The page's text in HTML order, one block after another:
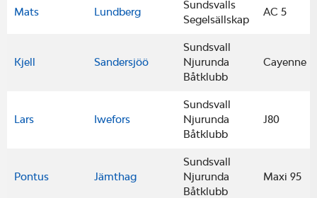
Mats Lundberg
Sundsvalls
Segelsällskap
AC 5
Kjell Sandersjöö
Sundsvall
Njurunda
Båtklubb
Cayenne
Lars Iwefors
Sundsvall
Njurunda
Båtklubb
J80
Pontus Jämthag
Sundsvall
Njurunda
Båtklubb
Maxi 95